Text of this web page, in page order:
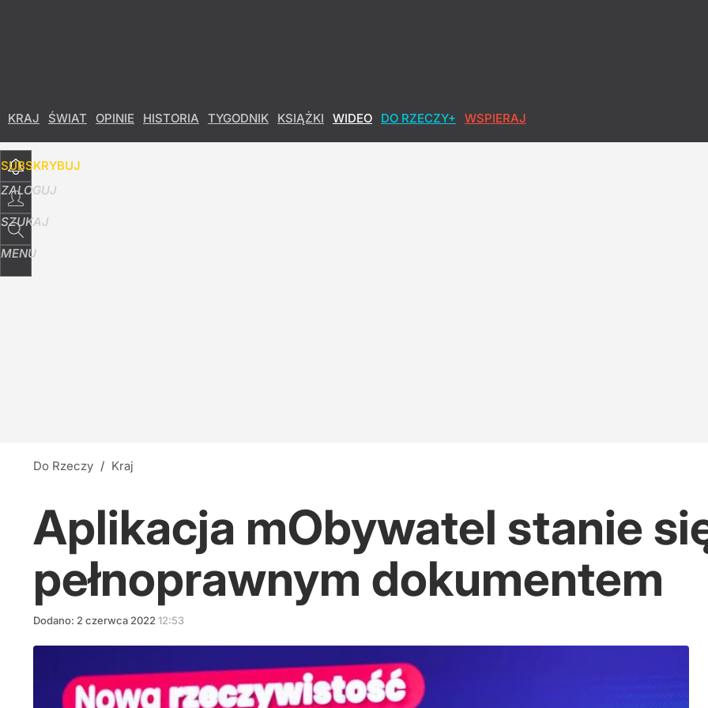
KRAJ ŚWIAT OPINIE HISTORIA TYGODNIK KSIĄŻKI WIDEO DO RZECZY+ WSPIERAJ
SUBSKRYBUJ
ZALOGUJ
SZUKAJ
MENU
Do Rzeczy / Kraj
Aplikacja mObywatel stanie
pełnoprawnym dokumentem
Dodano: 2 czerwca 2022 12:53